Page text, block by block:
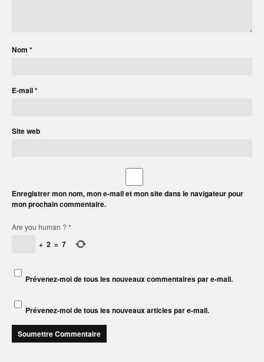
Nom *
E-mail*
Site web
Enregistrer mon nom, mon e-mail et mon site dans le navigateur pour
mon prochain commentaire.
Are you human ? *
+ 2 = 7
Prévenez-moi de tous les nouveaux commentaires par e-mail.
Prévenez-moi de tous les nouveaux articles par e-mail.